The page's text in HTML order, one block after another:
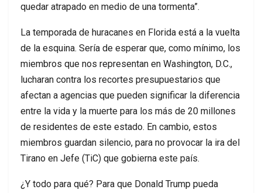
quedar atrapado en medio de una tormenta”.
La temporada de huracanes en Florida está a la vuelta
de la esquina. Sería de esperar que, como mínimo, los
miembros que nos representan en Washington, D.C.,
lucharan contra los recortes presupuestarios que
afectan a agencias que pueden significar la diferencia
entre la vida y la muerte para los más de 20 millones
de residentes de este estado. En cambio, estos
miembros guardan silencio, para no provocar la ira del
Tirano en Jefe (TiC) que gobierna este país.
¿Y todo para qué? Para que Donald Trump pueda